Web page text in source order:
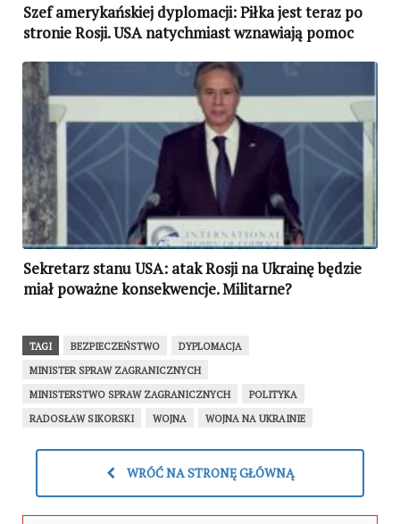
Szef amerykańskiej dyplomacji: Piłka jest teraz po
stronie Rosji. USA natychmiast wznawiają pomoc
Sekretarz stanu USA: atak Rosji na Ukrainę będzie
miał poważne konsekwencje. Militarne?
TAGI BEZPIECZEŃSTWO
DYPLOMACJA
MINISTER SPRAW ZAGRANICZNYCH
MINISTERSTWO SPRAW ZAGRANICZNYCH
POLITYKA
RADOSŁAW SIKORSKI
WOJNA WOJNA NA UKRAINIE
WRÓĆ NA STRONĘ GŁÓWNĄ